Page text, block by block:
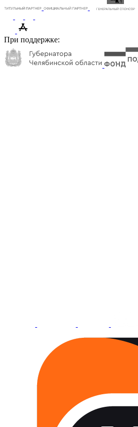
При поддержке: